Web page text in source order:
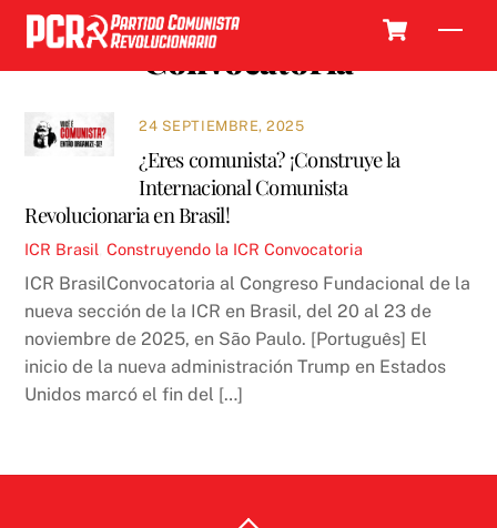
Skip
content
Convocatoria
24 SEPTIEMBRE, 2025
¿Eres comunista? ¡Construye la
Internacional Comunista
Revolucionaria en Brasil!
ICR Brasil ,Construyendo la ICR Convocatoria
ICR BrasilConvocatoria al Congreso Fundacional de la
nueva sección de la ICR en Brasil, del 20 al 23 de
noviembre de 2025, en São Paulo. [Português] El
inicio de la nueva administración Trump en Estados
Unidos marcó el fin del […]